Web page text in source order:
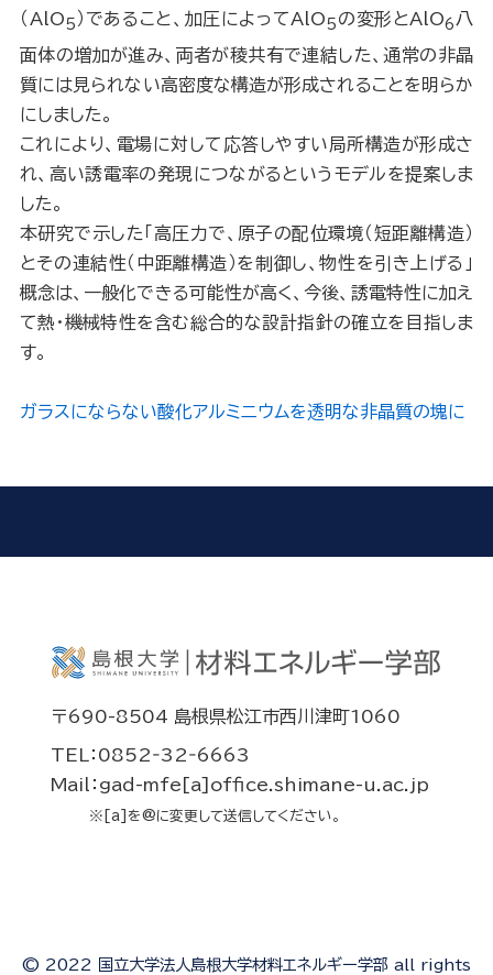
（AlO5 ）であること、加圧によってAlO5 の変形とAlO6 八
面体の増加が進み、両者が稜共有で連結した、通常の非晶
質には見られない高密度な構造が形成されることを明らか
にしました。
これにより、電場に対して応答しやすい局所構造が形成さ
れ、高い誘電率の発現につながるというモデルを提案しま
した。
本研究で示した「高圧力で、原子の配位環境（短距離構造）
とその連結性（中距離構造）を制御し、物性を引き上げる」
概念は、一般化できる可能性が高く、今後、誘電特性に加え
て熱・機械特性を含む総合的な設計指針の確立を目指しま
す。
ガラスにならない酸化アルミニウムを透明な非晶質の塊に
〒690-8504 島根県松江市西川津町1060
TEL：0852‐32‐6663
Mail：gad-mfe[a]office.shimane-u.ac.jp
※[a]を@に変更して送信してください。
© 2022 国立大学法人島根大学材料エネルギー学部 all rights